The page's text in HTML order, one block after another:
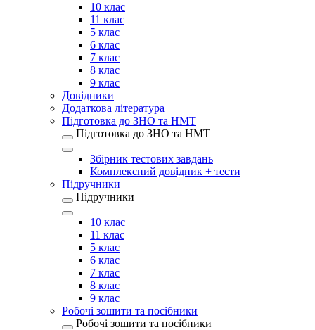
10 клас
11 клас
5 клас
6 клас
7 клас
8 клас
9 клас
Довідники
Додаткова література
Підготовка до ЗНО та НМТ
Підготовка до ЗНО та НМТ
Збірник тестових завдань
Комплексний довідник + тести
Підручники
Підручники
10 клас
11 клас
5 клас
6 клас
7 клас
8 клас
9 клас
Робочі зошити та посібники
Робочі зошити та посібники